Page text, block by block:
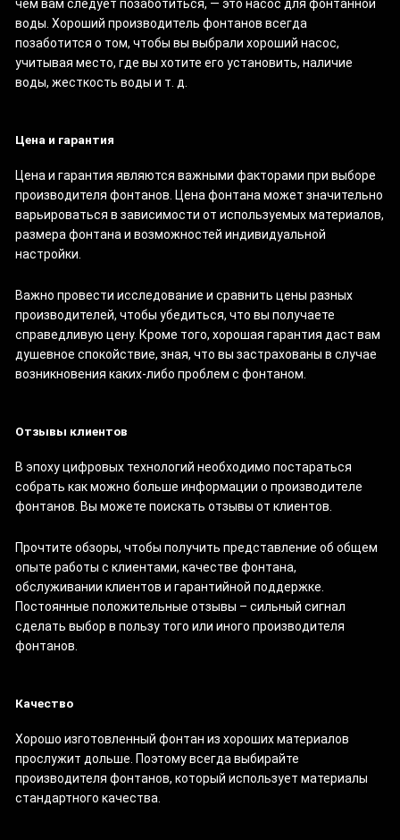
чем вам следует позаботиться, — это насос для фонтанной
воды. Хороший производитель фонтанов всегда
позаботится о том, чтобы вы выбрали хороший насос,
учитывая место, где вы хотите его установить, наличие
воды, жесткость воды и т. д.
Цена и гарантия
Цена и гарантия являются важными факторами при выборе
производителя фонтанов. Цена фонтана может значительно
варьироваться в зависимости от используемых материалов,
размера фонтана и возможностей индивидуальной
настройки.
Важно провести исследование и сравнить цены разных
производителей, чтобы убедиться, что вы получаете
справедливую цену. Кроме того, хорошая гарантия даст вам
душевное спокойствие, зная, что вы застрахованы в случае
возникновения каких-либо проблем с фонтаном.
Отзывы клиентов
В эпоху цифровых технологий необходимо постараться
собрать как можно больше информации о производителе
фонтанов. Вы можете поискать отзывы от клиентов.
Прочтите обзоры, чтобы получить представление об общем
опыте работы с клиентами, качестве фонтана,
обслуживании клиентов и гарантийной поддержке.
Постоянные положительные отзывы – сильный сигнал
сделать выбор в пользу того или иного производителя
фонтанов.
Качество
Хорошо изготовленный фонтан из хороших материалов
прослужит дольше. Поэтому всегда выбирайте
производителя фонтанов, который использует материалы
стандартного качества.